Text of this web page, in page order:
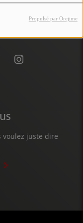
Propulsé par Orejime
voulez juste dire